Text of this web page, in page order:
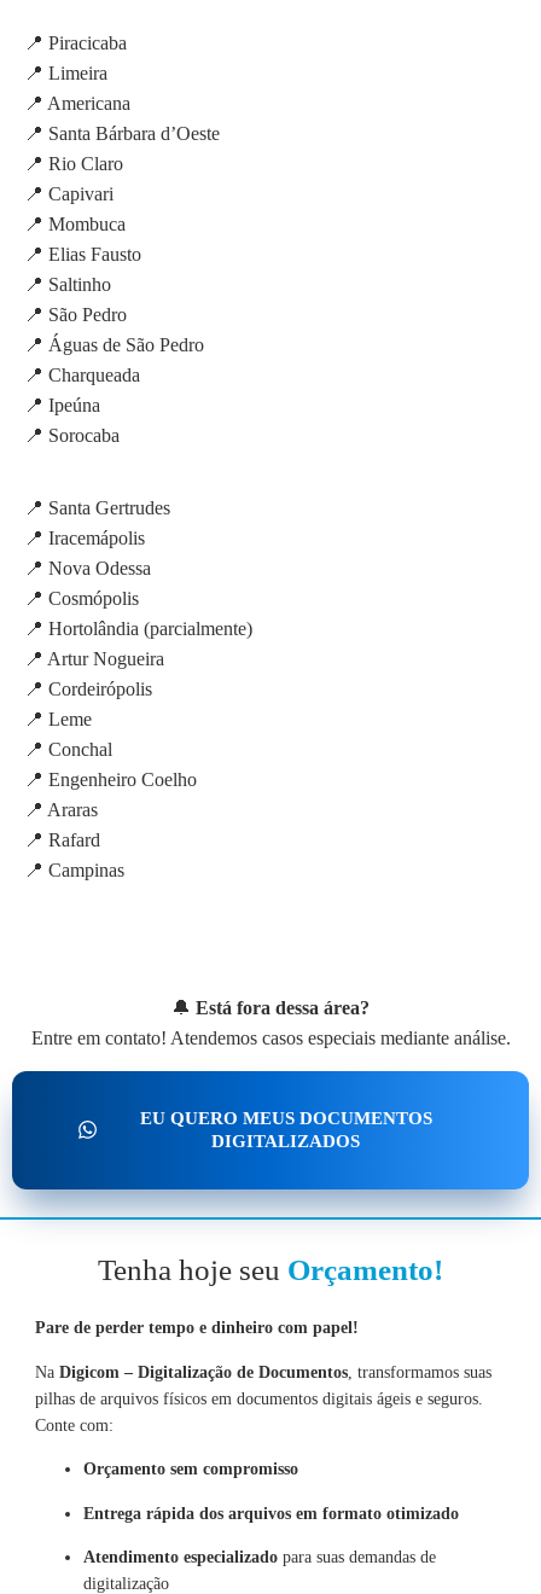
📍 Piracicaba
📍 Limeira
📍 Americana
📍 Santa Bárbara d’Oeste
📍 Rio Claro
📍 Capivari
📍 Mombuca
📍 Elias Fausto
📍 Saltinho
📍 São Pedro
📍 Águas de São Pedro
📍 Charqueada
📍 Ipeúna
📍 Sorocaba
📍 Santa Gertrudes
📍 Iracemápolis
📍 Nova Odessa
📍 Cosmópolis
📍 Hortolândia (parcialmente)
📍 Artur Nogueira
📍 Cordeirópolis
📍 Leme
📍 Conchal
📍 Engenheiro Coelho
📍 Araras
📍 Rafard
📍 Campinas
🔔 Está fora dessa área?
Entre em contato! Atendemos casos especiais mediante análise.
EU QUERO MEUS DOCUMENTOS
DIGITALIZADOS
Tenha hoje seu Orçamento!
Pare de perder tempo e dinheiro com papel!
Na Digicom – Digitalização de Documentos, transformamos suas
pilhas de arquivos físicos em documentos digitais ágeis e seguros.
Conte com:
Orçamento sem compromisso
Entrega rápida dos arquivos em formato otimizado
Atendimento especializadopara suas demandas de
digitalização